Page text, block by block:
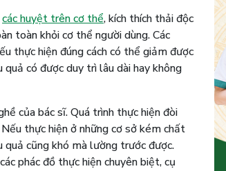
các huyệt trên cơ thể, kích thích thải độc
toàn khỏi cơ thể người dùng. Các
thực hiện đúng cách có thể giảm được
có được duy trì lâu dài hay không
của bác sĩ. Quá trình thực hiện đòi
thực hiện ở những cơ sở kém chất
cũng khó mà lường trước được.
phác đồ thực hiện chuyên biệt, cụ